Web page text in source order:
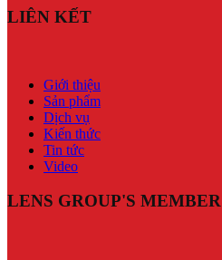
LIÊN KẾT
Giới thiệu
Sản phẩm
Dịch vụ
Kiến thức
Tin tức
Video
LENS GROUP'S MEMBER